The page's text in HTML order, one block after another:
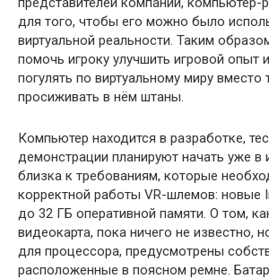
для того, чтобы его можно было
виртуальной реальности. Таким
помочь игроку улучшить игровой опыт
погулять по виртуальному миру вместо
просиживать в нём штаны.
Компьютер находится в разработке,
демонстрации планируют начать уже в
близка к требованиям, которые
корректной работы VR-шлемов: новые
до 32 ГБ оперативной памяти. О том,
видеокарта, пока ничего не известно,
для процессора, предусмотрены
расположенные в поясном ремне.